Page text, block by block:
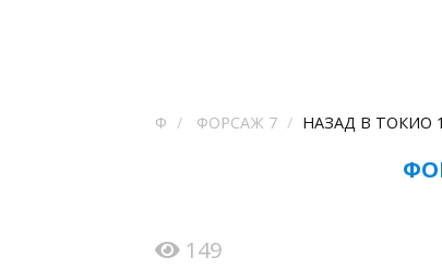
Ф ФОРСАЖ 7 НАЗАД В ТОКИО
149